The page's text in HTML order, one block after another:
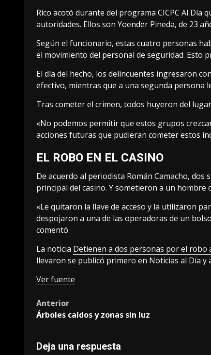
Rico acotó durante del programa CICPC Al Día
autoridades. Ellos son Yoender Pineda, de 23
Según el funcionario, estas cuatro personas
el movimiento del personal de seguridad. Esto
El día del hecho, los delincuentes ingresaron
efectivo, mientras que a una segunda persona
Tras cometer el crimen, todos huyeron del
«No podemos permitir que estos grupos
acciones futuras que pudieran cometer estos
EL ROBO EN EL CASINO
De acuerdo al periodista Román Camacho,
principal del casino. Y sometieron a un
«Le quitaron la llave de acceso y la utilizaron
despojaron a una de las operadoras de un
comentó.
La noticia Detienen a dos personas por el robo
llevaron se publicó primero en Noticias al Día y
Ver fuente
Post
navigation
Anterior
Árboles caídos y zonas sin luz
Deja una respuesta